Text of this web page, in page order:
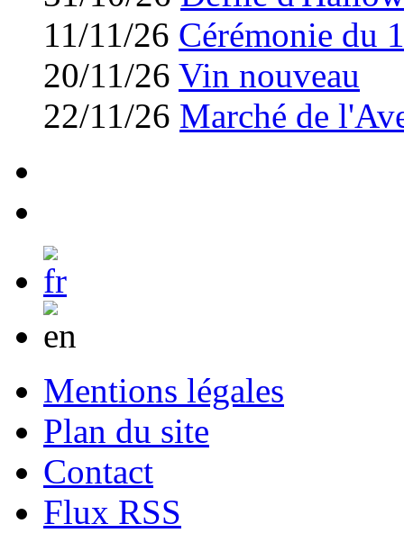
11/11/26 Cérémonie du
20/11/26 Vin nouveau
22/11/26 Marché de
Mentions légales
Plan du site
Contact
Flux RSS